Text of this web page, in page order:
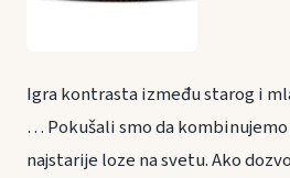
Igra kontrasta između starog i
… Pokušali smo da
najstarije loze na svetu. Ako